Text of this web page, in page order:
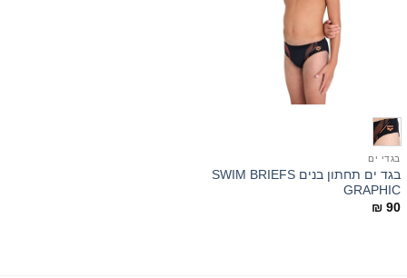
בגדי ים
בגד ים תחתון בנים SWIM BRIEFS
GRAPHIC
₪ 90